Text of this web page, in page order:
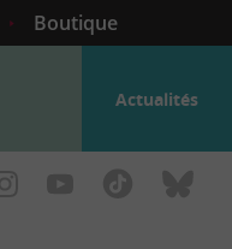
Boutique
Actualités